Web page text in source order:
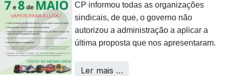
CP informou todas as organizações
sindicais, de que, o governo não
autorizou a administração a aplicar a
última proposta que nos apresentaram.
Ler mais …